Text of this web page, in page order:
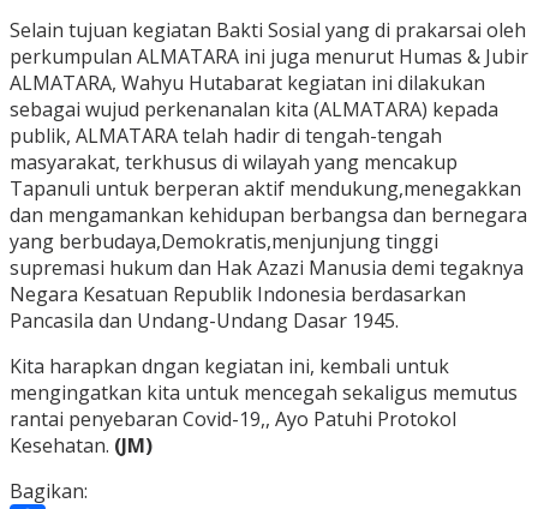
Selain tujuan kegiatan Bakti Sosial yang di prakarsai oleh
perkumpulan ALMATARA ini juga menurut Humas & Jubir
ALMATARA, Wahyu Hutabarat kegiatan ini dilakukan
sebagai wujud perkenanalan kita (ALMATARA) kepada
publik, ALMATARA telah hadir di tengah-tengah
masyarakat, terkhusus di wilayah yang mencakup
Tapanuli untuk berperan aktif mendukung,menegakkan
dan mengamankan kehidupan berbangsa dan bernegara
yang berbudaya,Demokratis,menjunjung tinggi
supremasi hukum dan Hak Azazi Manusia demi tegaknya
Negara Kesatuan Republik Indonesia berdasarkan
Pancasila dan Undang-Undang Dasar 1945.
Kita harapkan dngan kegiatan ini, kembali untuk
mengingatkan kita untuk mencegah sekaligus memutus
rantai penyebaran Covid-19,, Ayo Patuhi Protokol
Kesehatan. (JM)
Bagikan: